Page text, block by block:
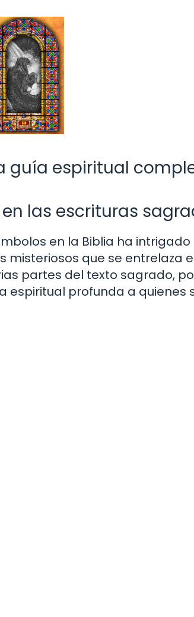
guía espiritual
las escrituras
en la Biblia ha intrigado
misteriosos que se entrelaza
partes del texto sagrado,
espiritual profunda a quienes